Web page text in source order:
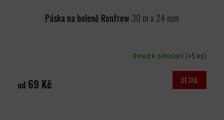
Páska na holeně Renfrew 30 m x 24 mm
Ihned k odeslání (>5 ks)
od 69 Kč DETAIL